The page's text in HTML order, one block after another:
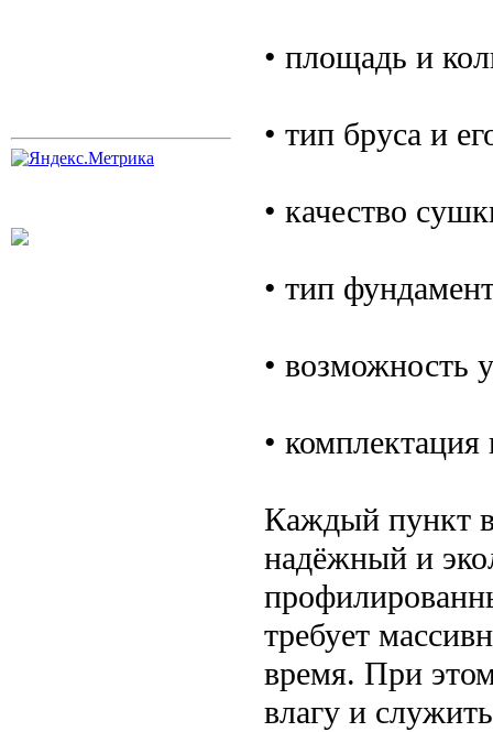
• площадь и
• тип бруса и
• качество
• тип
• возможность
•
Каждый пункт
надёжный и
требует
время. При
влагу и